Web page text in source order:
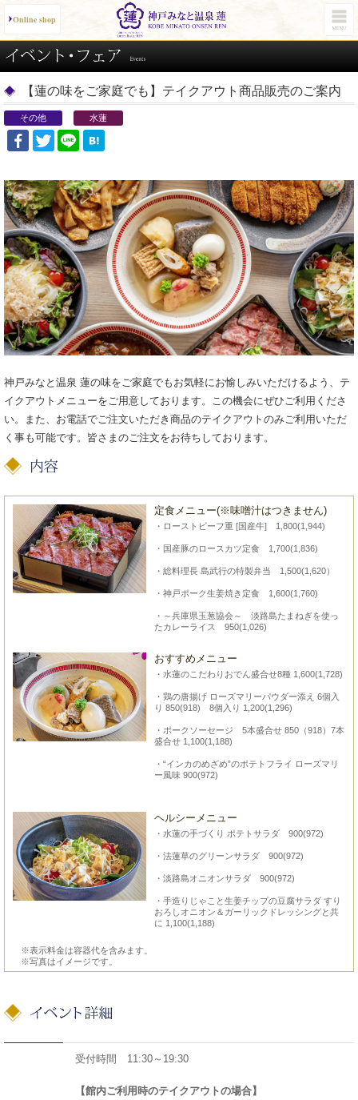
Online shop
【蓮の味をご家庭でも】テイクアウト商品販売のご案内
その他 水蓮
神戸みなと温泉 蓮の味をご家庭でもお気軽にお愉しみいただけるよう、テ
イクアウトメニューをご用意しております。この機会にぜひご利用くださ
い。また、お電話でご注文いただき商品のテイクアウトのみご利用いただ
く事も可能です。皆さまのご注文をお待ちしております。
定食メニュー(※味噌汁はつきません)
・ローストビーフ重 [国産牛] 1,800(1,944)
・国産豚のロースカツ定食 1,700(1,836)
・総料理長 島武行の特製弁当 1,500(1,620）
・神戸ポーク生姜焼き定食 1,600(1,760)
・～兵庫県玉葱協会～ 淡路島たまねぎを使っ
たカレーライス 950(1,026)
おすすめメニュー
・水蓮のこだわりおでん盛合せ8種 1,600(1,728)
・鶏の唐揚げ ローズマリーパウダー添え 6個入
り 850(918) 8個入り 1,200(1,296)
・ポークソーセージ 5本盛合せ 850（918）7本
盛合せ 1,100(1,188)
・“インカのめざめ”のポテトフライ ローズマリ
ー風味 900(972)
ヘルシーメニュー
・水蓮の手づくり ポテトサラダ 900(972)
・法蓮草のグリーンサラダ 900(972)
・淡路島オニオンサラダ 900(972)
・手造りじゃこと生姜チップの豆腐サラダ すり
おろしオニオン＆ガーリックドレッシングと共
に 1,100(1,188)
※表示料金は容器代を含みます。
※写真はイメージです。
受付時間 11:30～19:30
【館内ご利用時のテイクアウトの場合】